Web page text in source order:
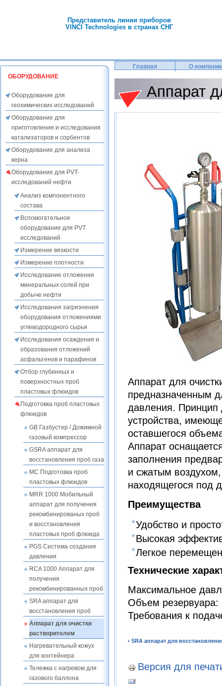
Представитель линии приборов
VINCI Technologies в странах СНГ
ОБОРУДОВАНИЕ
Оборудование для
геохимических исследований
Оборудование для
приготовления и исследования
катализаторов и сорбентов
Оборудование для анализа
керна
Оборудование для PVT-
исследований нефти
Анализ компонентного
состава
Вспомогательное
оборудование для PVT
исследований
Измерение вязкости
Измерение плотности
Исследование отложения
минеральных солей при
добыче нефти
Исследования загрязнения
оборудования отложениями
углеводородного сырья
Исследования осаждения и
образования отложений
асфальтенов и парафинов
Отбор глубинных и
поверхностных проб
пластовых флюидов
Подготовка проб пластовых
флюидов
GB Газбустер / Дожимной
газовый компрессор
GSRA аппарат для
восстановления проб газа
MC Подготовка проб
пластовых флюидов
MRR 1000 Мобильный
аппарат для получения
рекомбинированых проб
и восстановления
пластовых проб флюида
PGS Система создания
давления
RCA 1000 Аппарат для
получения
рекомбинированных проб
SRA аппарат для
восстановления проб
Аппарат для очистки
растворителем
Нагревательный кожух
для контейнера
Тележка с нагревом для
газового баллона
Главная О
Аппарат
Аппарат для
предназначенным
давления. Принцип
устройства,
оставшегося
Аппарат
заполнения
и сжатым воздухом,
находящегося под
Преимущества
Удобство и
Высокая
Легкое
Технические
Максимальное
Объем резервуара:
Требования к
‹ SRA аппарат для
Версия для